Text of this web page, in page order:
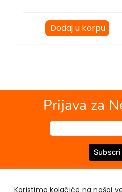
Koristimo kolačiće na našoj
Dodaj u korpu
Prijava za